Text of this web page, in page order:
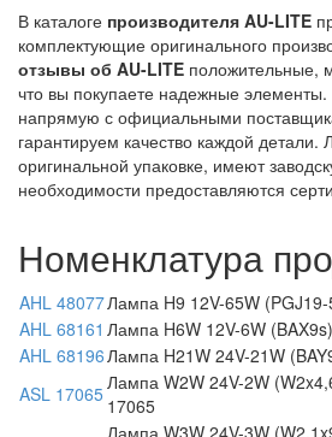
В каталоге производителя AU-LITE
комплектующие оригинального
отзывы об AU-LITE положительные,
что вы покупаете надежные
напрямую с официальными
гарантируем качество каждой
оригинальной упаковке, имеют
необходимости предоставляются
Номенклатура
AHL 48077Лампа H9 12V-65W
AHL 68161 Лампа H6W 12V-6W
AHL 68196Лампа H21W 24V-21W
ASL 17065Лампа W2W 24V-2W
17065
Лампа W3W 24V-3W